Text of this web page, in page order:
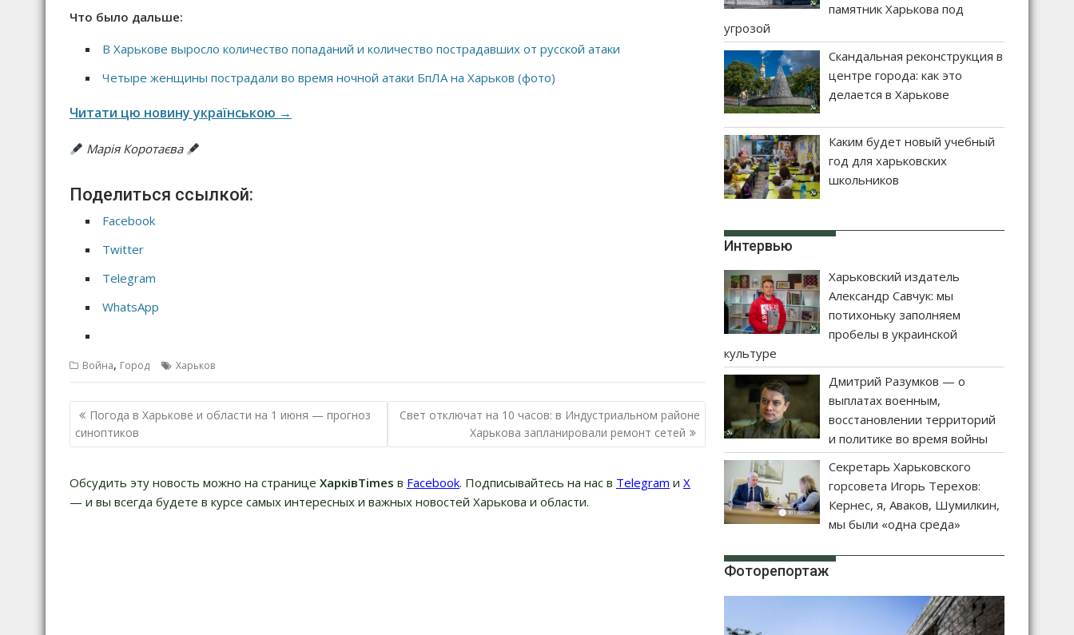
Что было дальше:
В Харькове выросло количество попаданий и количество пострадавших от русской атаки
Четыре женщины пострадали во время ночной атаки БпЛА на Харьков (фото)
Читати цю новину українською →
Марія Коротаєва
Поделиться ссылкой:
Facebook
Twitter
Telegram
WhatsApp
Война, Город Харьков
Н
а
и
г
Погода в Харькове и области на 1 июня — прогноз
синоптиков
Свет отключат на 10 часов: в Индустриальном районе
Харькова запланировали ремонт сетей
Обсудить эту новость можно на странице ХарківTimes в Facebook. Подписывайтесь на нас в Telegram и Х
— и вы всегда будете в курсе самых интересных и важных новостей Харькова и области.
памятник Харькова под
угрозой
Скандальная реконструкция в
центре города: как это
делается в Харькове
Каким будет новый учебный
год для харьковских
школьников
Интервью
Харьковский издатель
Александр Савчук: мы
потихоньку заполняем
пробелы в украинской
культуре
Дмитрий Разумков — о
выплатах военным,
восстановлении территорий
и политике во время войны
Секретарь Харьковского
горсовета Игорь Терехов:
Кернес, я, Аваков, Шумилкин,
мы были «одна среда»
Фоторепортаж